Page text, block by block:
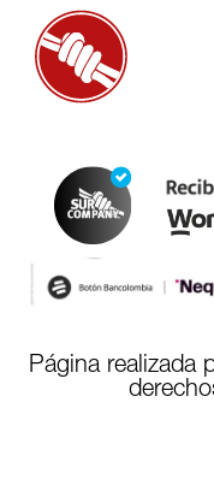
Página realizada